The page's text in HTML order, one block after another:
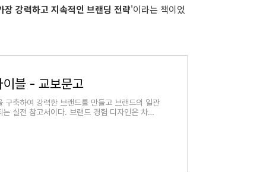
강력하고 지속적인 브랜딩 전략'이라는 책이었
블 - 교보문고
구축하여 강력한 브랜드를 만들고 브랜드의 일관
실전 참고서이다. 브랜드 경험 디자인은 차별